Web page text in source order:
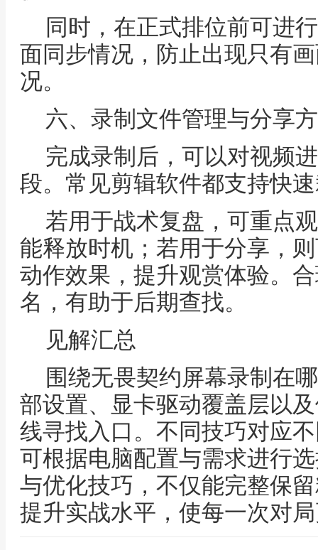
同时，在正式排位前可进
面同步情况，防止出现只有
况。
六、录制文件管理与分享
完成录制后，可以对视频
段。常见剪辑软件都支持快
若用于战术复盘，可重点
能释放时机；若用于分享，
动作效果，提升观赏体验。
名，有助于后期查找。
见解汇总
围绕无畏契约屏幕录制在
部设置、显卡驱动覆盖层以
线寻找入口。不同技巧对应
可根据电脑配置与需求进行
与优化技巧，不仅能完整保
提升实战水平，使每一次对